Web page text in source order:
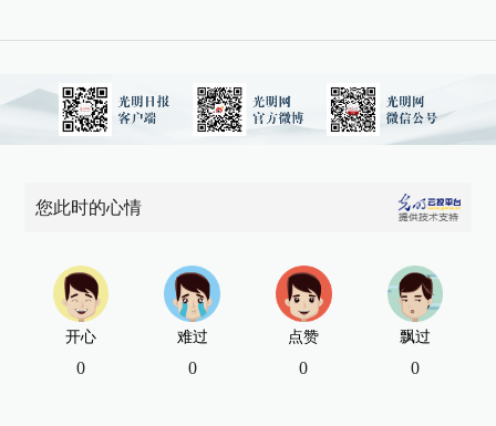
您此时的心情
开心
0
难过
0
点赞
0
飘过
0